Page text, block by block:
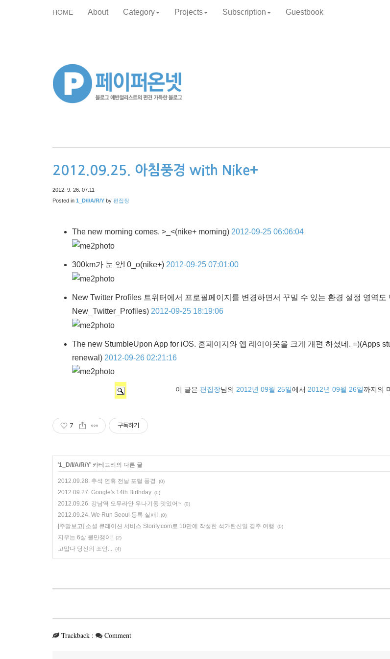
HOME About Category Projects Subscription Guestbook
2012.09.25. 아침풍경 with Nike+
2012. 9. 26. 07:11
Posted in 1_D/I/A/R/Y by 편집장
The new morning comes. >_<(nike+ morning) 2012-09-25 06:06:04
300km가 눈 앞! 0_o(nike+) 2012-09-25 07:01:00
New Twitter Profiles 트위터에서 프로필페이지를 변경하면서 꾸밀 수 있는 환경 설정 영역도
New_Twitter_Profiles) 2012-09-25 18:19:06
The new StumbleUpon App for iOS. 홈페이지와 앱 레이아웃을 크게 개편 하셨네. =)(Apps
renewal) 2012-09-26 02:21:16
이 글은 편집장님의 2012년 09월 25일에서 2012년 09월 26일까지의
7 구독하기
'1_D/I/A/R/Y' 카테고리의 다른 글
2012.09.28. 추석 연휴 전날 포털 풍경 (0)
2012.09.27. Google's 14th Birthday (0)
2012.09.26. 강남역 오무라안 우나기동 맛있어~ (0)
2012.09.24. We Run Seoul 등록 실패! (0)
[주말보고] 소셜 큐레이션 서비스 Storify.com로 10만에 작성한 석가탄신일 경주 여행 (0)
지우는 6살 불만쟁이! (2)
고맙다 당신의 조언... (4)
Trackback : Comment